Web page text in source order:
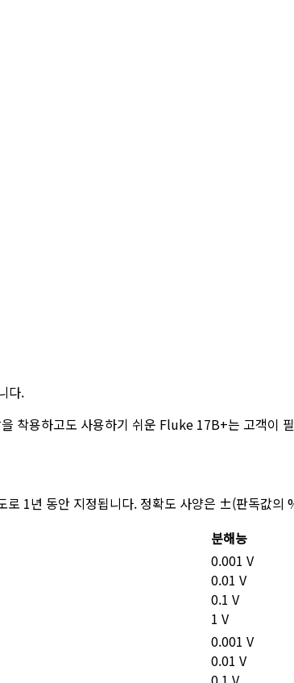
다.
착용하고도 사용하기 쉬운 Fluke 17B+는 고객이
1년 동안 지정됩니다. 정확도 사양은 ±(판독값의
분해능
0.001 V
0.01 V
0.1 V
1 V
0.001 V
0.01 V